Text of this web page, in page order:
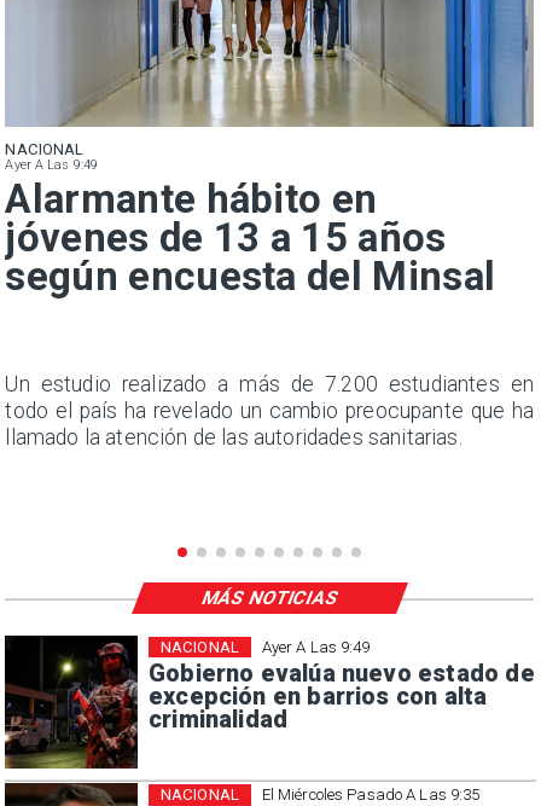
NACIONAL
Ayer A Las 9:49
Alarmante hábito en
jóvenes de 13 a 15 años
según encuesta del Minsal
Un estudio realizado a más de 7.200 estudiantes en
todo el país ha revelado un cambio preocupante que ha
llamado la atención de las autoridades sanitarias.
Ayer A Las 9:49
Gobierno evalúa nuevo estado de
excepción en barrios con alta
criminalidad
NACIONAL
El Miércoles Pasado A Las 9:35
NACIONAL
MÁS NOTICIAS